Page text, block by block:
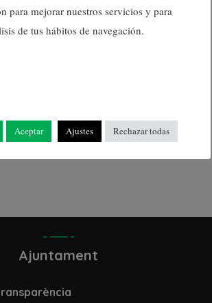
Ajuntament
para mejorar nuestros servicios y para
de tus hábitos de navegación.
Aceptar Ajustes Rechazar todas